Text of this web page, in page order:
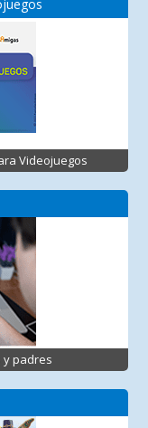
Videojuegos
y padres